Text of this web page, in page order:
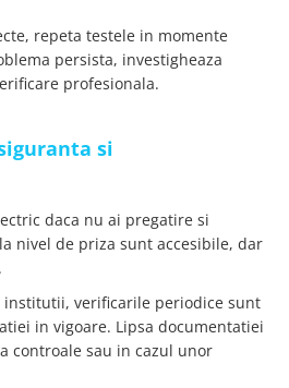
repeta testele in momente
persista, investigheaza
profesionala.
si
daca nu ai pregatire si
nivel de priza sunt accesibile, dar
institutii, verificarile periodice sunt
in vigoare. Lipsa documentatiei
controale sau in cazul unor